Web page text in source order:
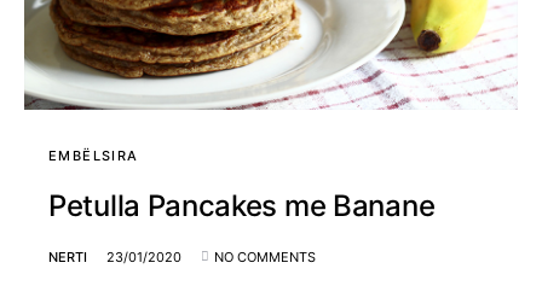
EMBËLSIRA
Petulla Pancakes me Banane
NERTI 23/01/2020 NO COMMENTS